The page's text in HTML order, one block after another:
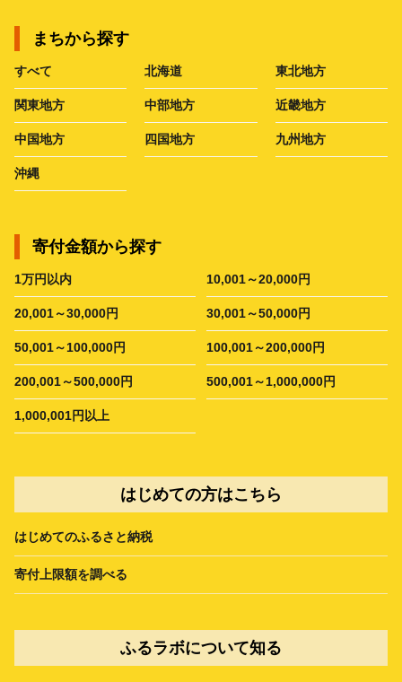
まちから探す
すべて 北海道 東北地方
関東地方 中部地方 近畿地方
中国地方 四国地方 九州地方
沖縄
寄付金額から探す
1万円以内 10,001～20,000円
20,001～30,000円 30,001～50,000円
50,001～100,000円 100,001～200,000円
200,001～500,000円 500,001～1,000,000円
1,000,001円以上
はじめての方はこちら
はじめてのふるさと納税
寄付上限額を調べる
ふるラボについて知る